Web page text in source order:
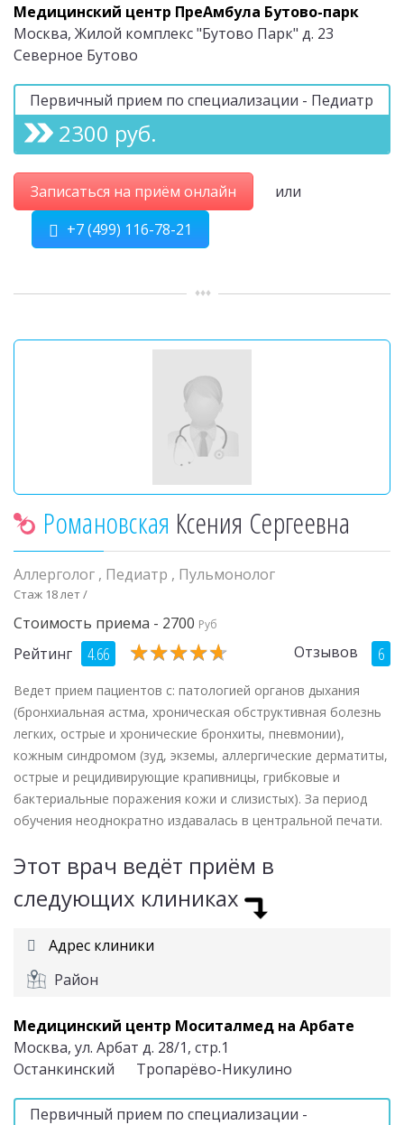
Медицинский центр ПреАмбула Бутово-парк
Москва, Жилой комплекс "Бутово Парк" д. 23
Северное Бутово
Первичный прием по специализации - Педиатр
2300 руб.
Записаться на приём онлайн
или
+7 (499) 116-78-21
Романовская Ксения Сергеевна
Аллерголог , Педиатр , Пульмонолог
Стаж 18 лет /
Стоимость приема - 2700 Руб
Рейтинг 4.66 ★★★★★
★★★★★ Отзывов 6
Ведет прием пациентов с: патологией органов дыхания
(бронхиальная астма, хроническая обструктивная болезнь
легких, острые и хронические бронхиты, пневмонии),
кожным синдромом (зуд, экземы, аллергические дерматиты,
острые и рецидивирующие крапивницы, грибковые и
бактериальные поражения кожи и слизистых). За период
обучения неоднократно издавалась в центральной печати.
Этот врач ведёт приём в
следующих клиниках
Адрес клиники
Район
Медицинский центр Моситалмед на Арбате
Москва, ул. Арбат д. 28/1, стр.1
Останкинский
Тропарёво-Никулино
Первичный прием по специализации -